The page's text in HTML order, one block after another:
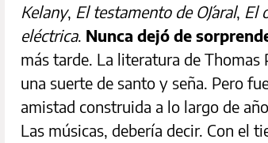
Kelany, El testamento de O´Jaral, El
eléctrica. Nunca dejó de
más tarde. La literatura de
una suerte de santo y seña. Pero
amistad construida a lo largo de
Las músicas, debería decir. Con el